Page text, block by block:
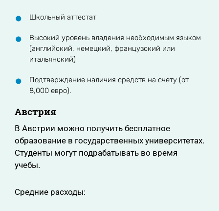
Школьный аттестат
Высокий уровень владения необходимым языком
(английский, немецкий, французский или
итальянский)
Подтверждение наличия средств на счету (от
8,000 евро).
Австрия
В Австрии можно получить бесплатное
образование в государственных университетах.
Студенты могут подрабатывать во время
учебы.
Средние расходы: